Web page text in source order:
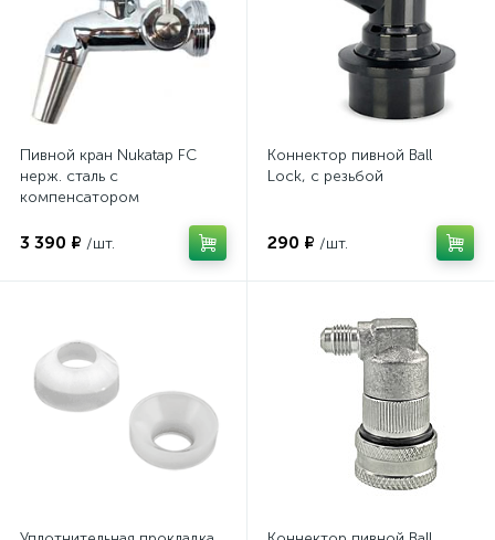
Пивной кран Nukatap FC
нерж. сталь с
компенсатором
3 390 ₽ /шт.
Коннектор пивной Ball
Lock, с резьбой
290 ₽ /шт.